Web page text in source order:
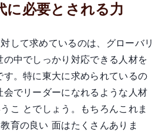
に必要とされる力
して求めているのは、グローバリ
中でしっかり対応できる人材を
。特に東大に求められているの
でリーダーになれるような人材
こ とでしょう。もちろんこれま
育の良い 面はたくさんありま